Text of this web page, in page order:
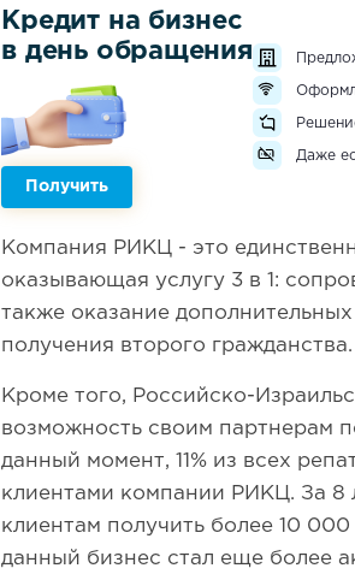
Кредит на бизнес
в день обращения
Получить
Даже
Компания РИКЦ - это
оказывающая услугу 3 в 1:
также оказание
получения второго гражданства.
Кроме того, Российско-
возможность своим партнерам
данный момент, 11% из всех
клиентами компании РИКЦ. За 8
клиентам получить более 10
данный бизнес стал еще более